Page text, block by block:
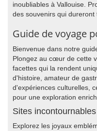
inoubliables à Vallouise.
des souvenirs qui dureront
Guide de voyage
Bienvenue dans notre
Plongez au cœur de cette
facettes qui la rendent
d'histoire, amateur de
d'expériences culturelles,
pour une exploration
Sites incontournables
Explorez les joyaux